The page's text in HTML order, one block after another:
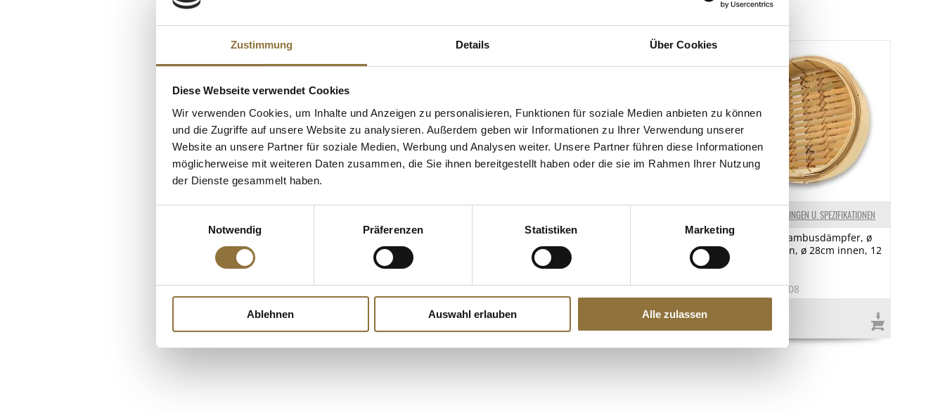
Zustimmung Details Über Cookies
Diese Webseite verwendet Cookies
Wir verwenden Cookies, um Inhalte und Anzeigen zu personalisieren, Funktionen für soziale Medien anbieten zu können
und die Zugriffe auf unsere Website zu analysieren. Außerdem geben wir Informationen zu Ihrer Verwendung unserer
Website an unsere Partner für soziale Medien, Werbung und Analysen weiter. Unsere Partner führen diese Informationen
möglicherweise mit weiteren Daten zusammen, die Sie ihnen bereitgestellt haben oder die sie im Rahmen Ihrer Nutzung
der Dienste gesammelt haben.
Notwendig
Präferenzen Statistiken Marketing
Ablehnen Auswahl erlauben Alle zulassen
KUNDEN KAUFTEN AUCH
Butter Ghee - geklärte Butter,
99,8% Fett, 500 g
Art.Nr.:16218
€ 15,46
Schottischer Räucherlachs,
halbes Rücken Filet, lang und
schmal, ungeschnitten, ca.250
Art.Nr.:53131
€ 26,58
deBUYER Ausstecher, rund,
Kunststoff, ø
2/3/4/5/6/7/8/9/10cm, 9 tlg.
Art.Nr.:26561
KENNZEICHNUNGEN U. SPEZIFIKATIONEN
Unterteil Bambusdämpfer, ø
30cm außen, ø 28cm innen, 12
Art.Nr.:10208